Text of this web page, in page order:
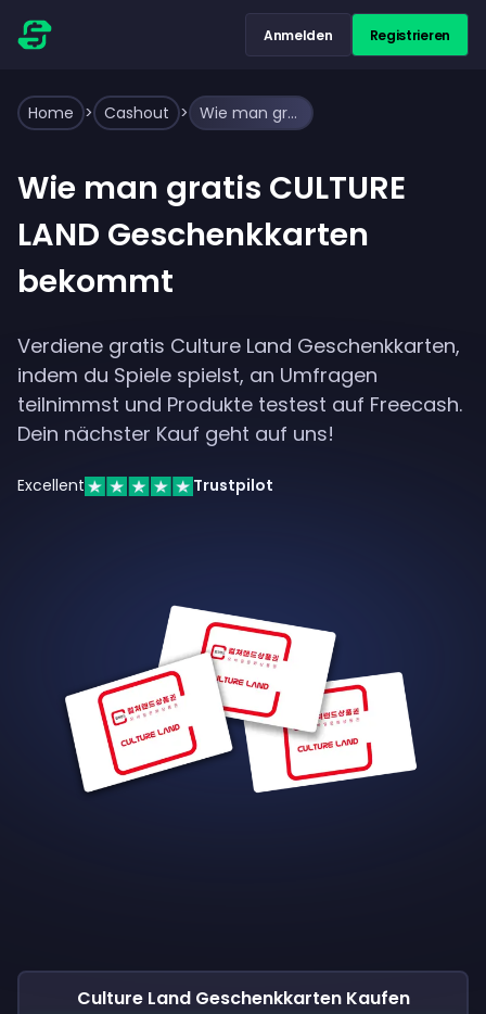
Anmelden Registrieren
Home > Cashout > Wie man gratis CULTURE LAND Geschenkkarten bekommt
Wie man gratis CULTURE
LAND Geschenkkarten
bekommt
Verdiene gratis Culture Land Geschenkkarten,
indem du Spiele spielst, an Umfragen
teilnimmst und Produkte testest auf Freecash.
Dein nächster Kauf geht auf uns!
Excellent Trustpilot
Culture Land Geschenkkarten Kaufen